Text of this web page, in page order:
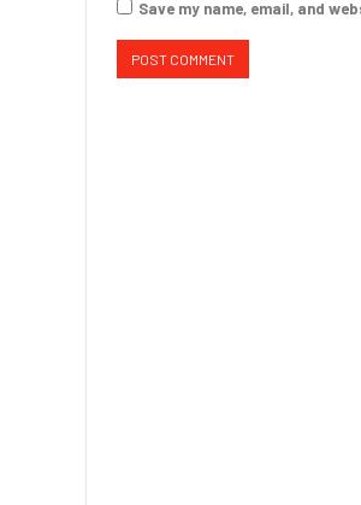
Save my name, email, and